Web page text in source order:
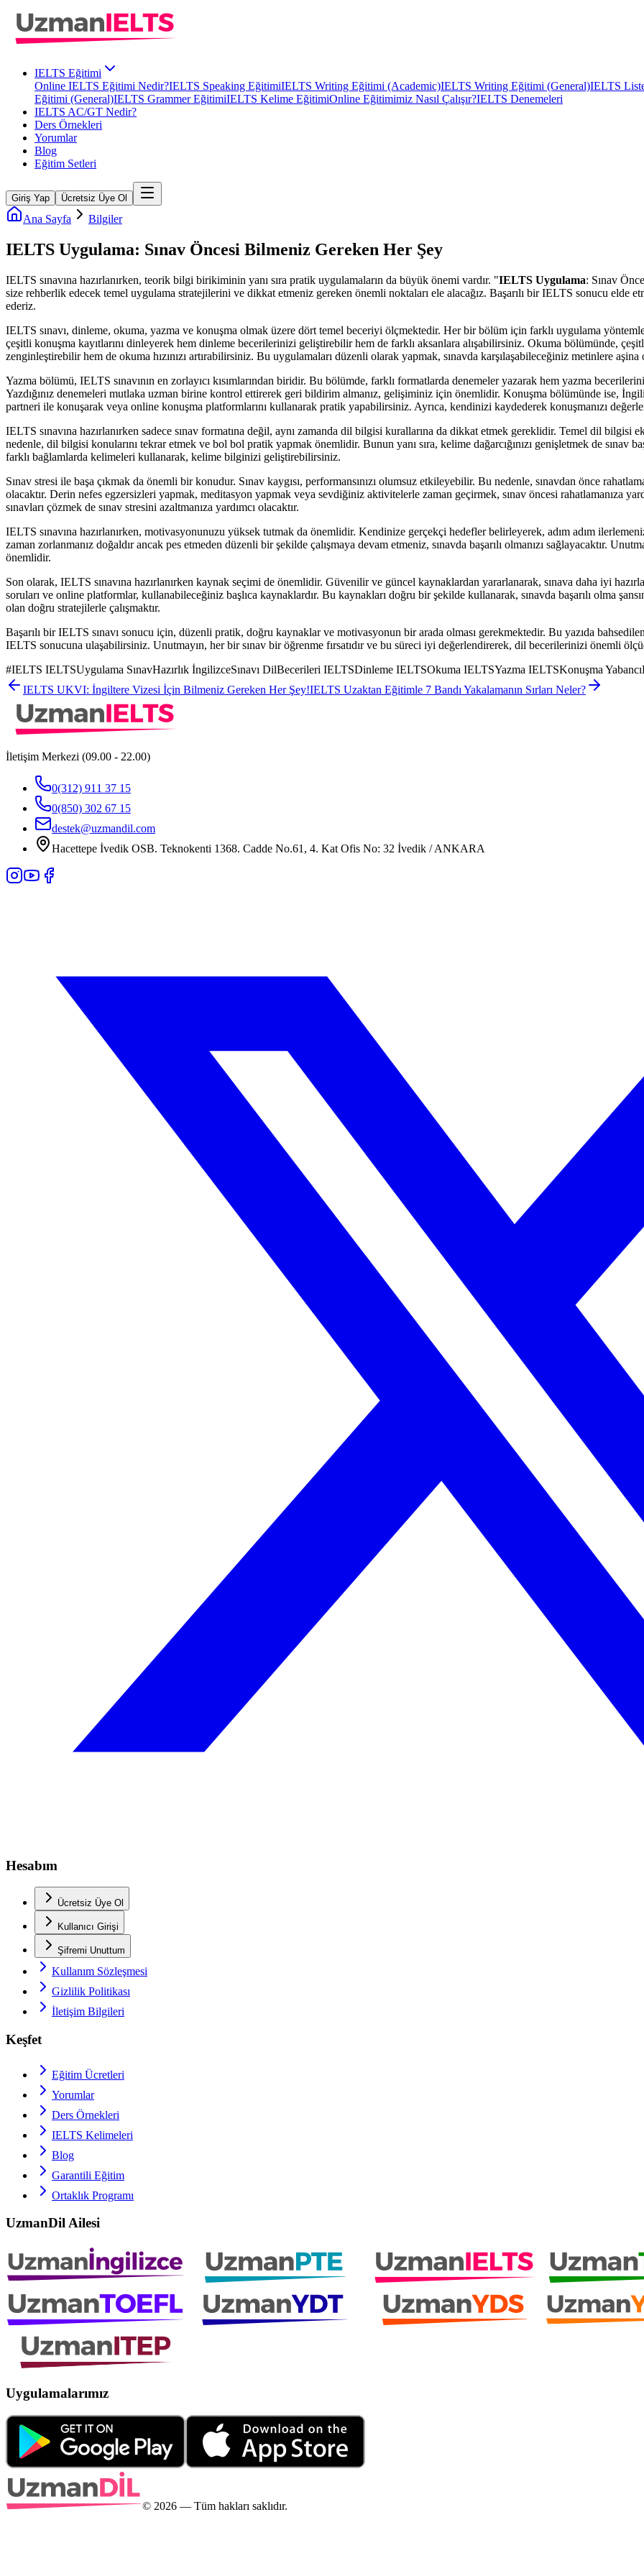
IELTS Eğitimi
Online IELTS Eğitimi Nedir?IELTS Speaking EğitimiIELTS Writing Eğitimi (Academic)IELTS Writing Eğitimi (General)IELTS
Eğitimi (General)IELTS Grammer EğitimiIELTS Kelime EğitimiOnline Eğitimimiz Nasıl Çalışır?IELTS Denemeleri
IELTS AC/GT Nedir?
Ders Örnekleri
Yorumlar
Blog
Eğitim Setleri
Giriş Yap Ücretsiz Üye Ol
Ana Sayfa Bilgiler
IELTS Uygulama: Sınav Öncesi Bilmeniz Gereken Her Şey
IELTS sınavına hazırlanırken, teorik bilgi birikiminin yanı sıra pratik uygulamaların da büyük önemi vardır. "IELTS Uygulama: Sınav
size rehberlik edecek temel uygulama stratejilerini ve dikkat etmeniz gereken önemli noktaları ele alacağız. Başarılı bir IELTS sonucu elde
ederiz.
IELTS sınavı, dinleme, okuma, yazma ve konuşma olmak üzere dört temel beceriyi ölçmektedir. Her bir bölüm için farklı uygulama
çeşitli konuşma kayıtlarını dinleyerek hem dinleme becerilerinizi geliştirebilir hem de farklı aksanlara alışabilirsiniz. Okuma bölümünde,
zenginleştirebilir hem de okuma hızınızı artırabilirsiniz. Bu uygulamaları düzenli olarak yapmak, sınavda karşılaşabileceğiniz metinlere aşina
Yazma bölümü, IELTS sınavının en zorlayıcı kısımlarından biridir. Bu bölümde, farklı formatlarda denemeler yazarak hem yazma
Yazdığınız denemeleri mutlaka uzman birine kontrol ettirerek geri bildirim almanız, gelişiminiz için önemlidir. Konuşma bölümünde ise,
partneri ile konuşarak veya online konuşma platformlarını kullanarak pratik yapabilirsiniz. Ayrıca, kendinizi kaydederek konuşmanızı
IELTS sınavına hazırlanırken sadece sınav formatına değil, aynı zamanda dil bilgisi kurallarına da dikkat etmek gereklidir. Temel dil
nedenle, dil bilgisi konularını tekrar etmek ve bol bol pratik yapmak önemlidir. Bunun yanı sıra, kelime dağarcığınızı genişletmek de
farklı bağlamlarda kelimeleri kullanarak, kelime bilginizi geliştirebilirsiniz.
Sınav stresi ile başa çıkmak da önemli bir konudur. Sınav kaygısı, performansınızı olumsuz etkileyebilir. Bu nedenle, sınavdan önce
olacaktır. Derin nefes egzersizleri yapmak, meditasyon yapmak veya sevdiğiniz aktivitelerle zaman geçirmek, sınav öncesi rahatlamanıza
sınavları çözmek de sınav stresini azaltmanıza yardımcı olacaktır.
IELTS sınavına hazırlanırken, motivasyonunuzu yüksek tutmak da önemlidir. Kendinize gerçekçi hedefler belirleyerek, adım adım
zaman zorlanmanız doğaldır ancak pes etmeden düzenli bir şekilde çalışmaya devam etmeniz, sınavda başarılı olmanızı sağlayacaktır.
önemlidir.
Son olarak, IELTS sınavına hazırlanırken kaynak seçimi de önemlidir. Güvenilir ve güncel kaynaklardan yararlanarak, sınava daha iyi
soruları ve online platformlar, kullanabileceğiniz başlıca kaynaklardır. Bu kaynakları doğru bir şekilde kullanarak, sınavda başarılı olma
olan doğru stratejilerle çalışmaktır.
Başarılı bir IELTS sınavı sonucu için, düzenli pratik, doğru kaynaklar ve motivasyonun bir arada olması gerekmektedir. Bu yazıda
IELTS sonucuna ulaşabilirsiniz. Unutmayın, her bir sınav bir öğrenme fırsatıdır ve bu süreci iyi değerlendirerek, dil becerilerinizi önemli
#IELTS IELTSUygulama SınavHazırlık İngilizceSınavı DilBecerileri IELTSDinleme IELTSOkuma IELTSYazma IELTSKonuşma
IELTS UKVI: İngiltere Vizesi İçin Bilmeniz Gereken Her Şey!IELTS Uzaktan Eğitimle 7 Bandı Yakalamanın Sırları Neler?
İletişim Merkezi (09.00 - 22.00)
0(312) 911 37 15
0(850) 302 67 15
destek@uzmandil.com
Hacettepe İvedik OSB. Teknokenti 1368. Cadde No.61, 4. Kat Ofis No: 32 İvedik / ANKARA
Hesabım
Ücretsiz Üye Ol
Kullanıcı Girişi
Şifremi Unuttum
Kullanım Sözleşmesi
Gizlilik Politikası
İletişim Bilgileri
Keşfet
Eğitim Ücretleri
Yorumlar
Ders Örnekleri
IELTS Kelimeleri
Blog
Garantili Eğitim
Ortaklık Programı
UzmanDil Ailesi
Uygulamalarımız
© 2026 — Tüm hakları saklıdır.